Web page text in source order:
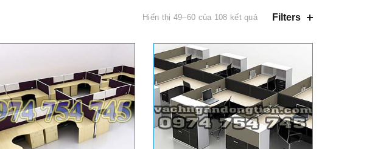
Hiển thị 49–60 của 108 kết quả Filters